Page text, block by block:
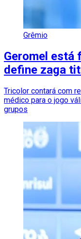
Grêmio
Geromel está
define zaga
Tricolor contará com
médico para o jogo
grupos